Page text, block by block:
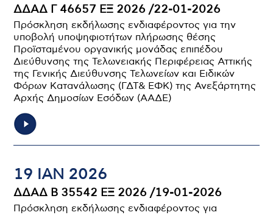
ΔΔΑΔ Γ 46657 ΕΞ 2026 /22-01-2026
Πρόσκληση εκδήλωσης ενδιαφέροντος για την
υποβολή υποψηφιοτήτων πλήρωσης θέσης
Προϊσταμένου οργανικής μονάδας επιπέδου
Διεύθυνσης της Τελωνειακής Περιφέρειας Αττικής
της Γενικής Διεύθυνσης Τελωνείων και Ειδικών
Φόρων Κατανάλωσης (ΓΔΤ& ΕΦΚ) της Ανεξάρτητης
Αρχής Δημοσίων Εσόδων (ΑΑΔΕ)
19 ΙΑΝ 2026
ΔΔΑΔ Β 35542 ΕΞ 2026 /19-01-2026
Πρόσκληση εκδήλωσης ενδιαφέροντος για